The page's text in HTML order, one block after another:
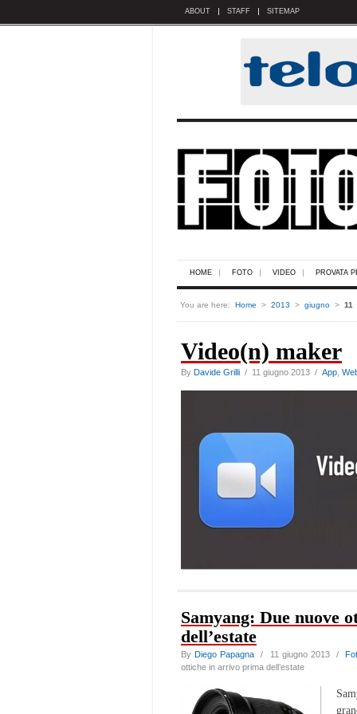
ABOUT STAFF SITEMAP
HOME FOTO VIDEO PROVATA
You are here: Home > 2013 > giugno > 11
Video(n) maker
By Davide Grilli / 11 giugno 2013 / App
Samyang: Due nuove
dell’estate
ByDiego Papagna / 11 giugno 2013 /
ottiche in arrivo prima dell’estate